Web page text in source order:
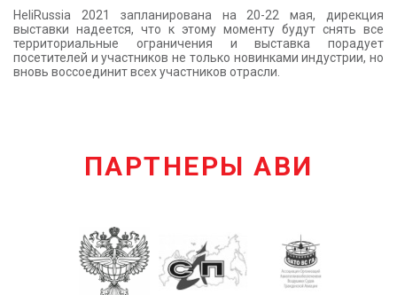
HeliRussia 2021 запланирована на 20-22 мая, дирекция
выставки надеется, что к этому моменту будут снять все
территориальные ограничения и выставка порадует
посетителей и участников не только новинками индустрии, но
вновь воссоединит всех участников отрасли.
ПАРТНЕРЫ АВИ